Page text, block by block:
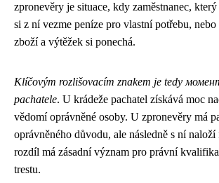
zpronevěry je situace, kdy zaměstnanec,
si z ní vezme peníze pro vlastní potřebu,
zboží a výtěžek si ponechá.
Klíčovým rozlišovacím znakem je tedy
pachatele. U krádeže pachatel získává moc
vědomí oprávněné osoby. U zpronevěry má
oprávněného důvodu, ale následně s ní
rozdíl má zásadní význam pro právní
trestu.